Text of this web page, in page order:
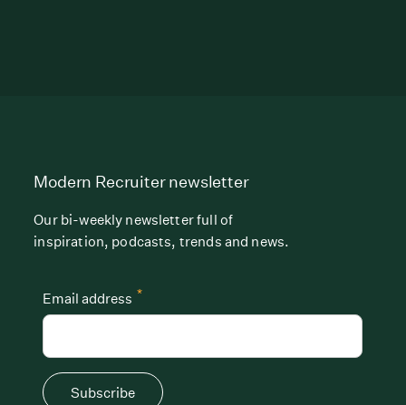
Modern Recruiter newsletter
Our bi-weekly newsletter full of
inspiration, podcasts, trends and news.
*
Email address
Subscribe